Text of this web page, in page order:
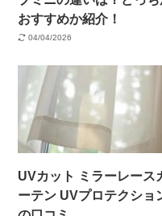
おすすめか紹介！
04/04/2026
UVカット ミラーレース
ーテン UVプロテクショ